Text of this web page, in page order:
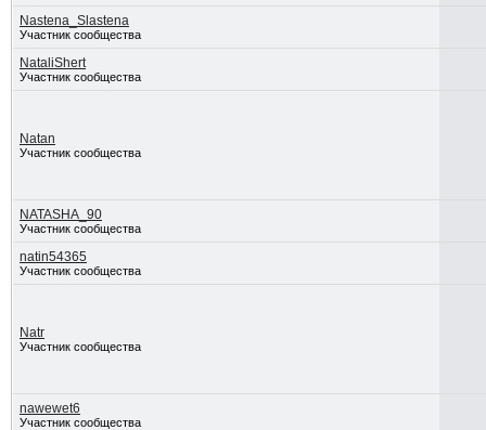
Nastena_Slastena
Участник сообщества
NataliShert
Участник сообщества
Natan
Участник сообщества
NATASHA_90
Участник сообщества
natin54365
Участник сообщества
Natr
Участник сообщества
nawewet6
Участник сообщества